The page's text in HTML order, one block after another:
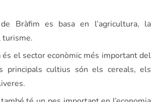
de Bràfim es basa en l’agricultura, la
turisme.
és el sector econòmic més important del
principals cultius són els cereals, els